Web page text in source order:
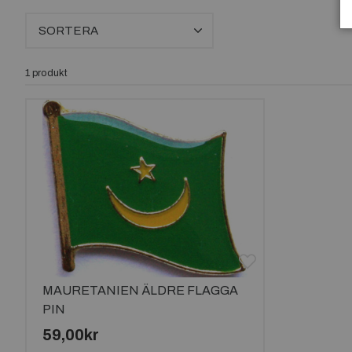
SORTERA
1 produkt
MAURETANIEN ÄLDRE FLAGGA
PIN
59,00kr